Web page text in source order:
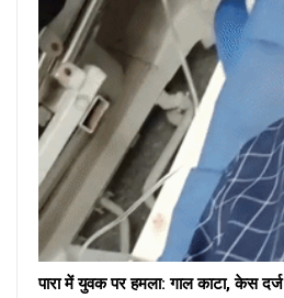
पारा में युवक पर हमला: गाल काटा, केस दर्ज